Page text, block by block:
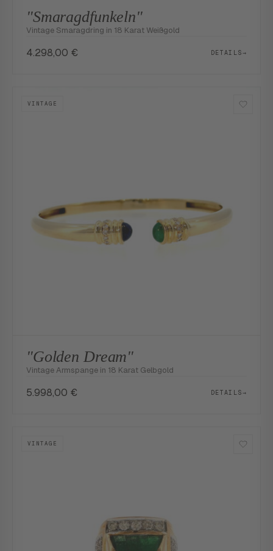
"Smaragdfunkeln"
Vintage Smaragdring in 18 Karat Weißgold
4.298,00 € DETAILS→
VINTAGE
"Golden Dream"
Vintage Armspange in 18 Karat Gelbgold
5.998,00 € DETAILS→
VINTAGE